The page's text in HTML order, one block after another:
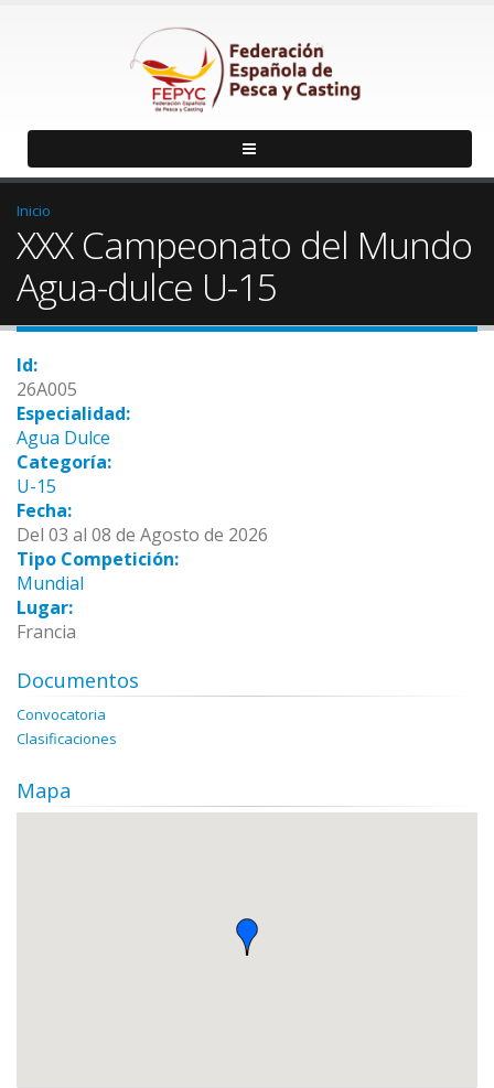
Inicio
XXX Campeonato del Mundo
Agua-dulce U-15
Id:
26A005
Especialidad:
Agua Dulce
Categoría:
U-15
Fecha:
Del 03 al 08 de Agosto de 2026
Tipo Competición:
Mundial
Lugar:
Francia
Documentos
Convocatoria
Clasificaciones
Mapa